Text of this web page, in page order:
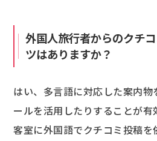
外国人旅行者からのクチ
ツはありますか？
はい、多言語に対応した案内物
ールを活用したりすることが有
客室に外国語でクチコミ投稿